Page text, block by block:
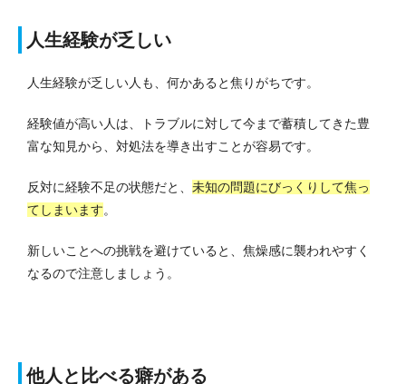
人生経験が乏しい
人生経験が乏しい人も、何かあると焦りがちです。
経験値が高い人は、トラブルに対して今まで蓄積してきた豊
富な知見から、対処法を導き出すことが容易です。
反対に経験不足の状態だと、 未知の問題にびっくりして焦っ
てしまいます。
新しいことへの挑戦を避けていると、焦燥感に襲われやすく
なるので注意しましょう。
他人と比べる癖がある